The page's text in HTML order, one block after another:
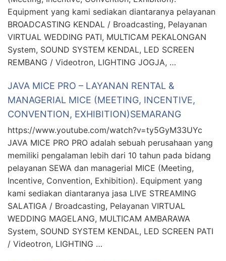
Equipment yang kami sediakan diantaranya pelayanan
BROADCASTING KENDAL / Broadcasting, Pelayanan
VIRTUAL WEDDING PATI, MULTICAM PEKALONGAN
System, SOUND SYSTEM KENDAL, LED SCREEN
REMBANG / Videotron, LIGHTING JOGJA, …
JAVA MICE PRO – LAYANAN RENTAL &
MANAGERIAL MICE (MEETING, INCENTIVE,
CONVENTION, EXHIBITION)SEMARANG
https://www.youtube.com/watch?v=ty5GyM33UYc
JAVA MICE PRO PRO adalah sebuah perusahaan yang
memiliki pengalaman lebih dari 10 tahun pada bidang
pelayanan SEWA dan managerial MICE (Meeting,
Incentive, Convention, Exhibition). Equipment yang
kami sediakan diantaranya jasa LIVE STREAMING
SALATIGA / Broadcasting, Pelayanan VIRTUAL
WEDDING MAGELANG, MULTICAM AMBARAWA
System, SOUND SYSTEM KENDAL, LED SCREEN PATI
/ Videotron, LIGHTING …